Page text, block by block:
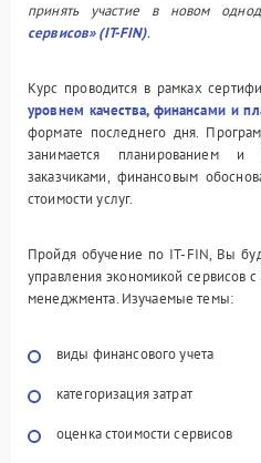
принять участие в новом
сервисов» (IT-FIN).
Курс проводится в рамках
уровнем качества, финансами и
формате последнего дня.
занимается планированием
заказчиками, финансовым
стоимости услуг.
Пройдя обучение по IT-FIN, Вы
управления экономикой сервисов
менеджмента. Изучаемые темы:
виды финансового учета
категоризация затрат
оценка стоимости сервисов